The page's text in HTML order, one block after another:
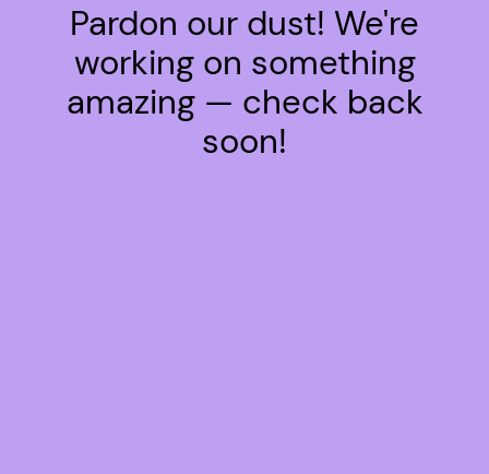
Pardon our dust! We're
working on something
amazing — check back
soon!